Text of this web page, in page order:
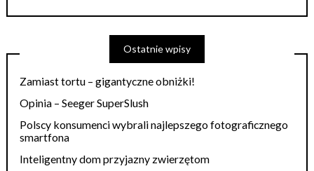
Ostatnie wpisy
Zamiast tortu – gigantyczne obniżki!
Opinia – Seeger SuperSlush
Polscy konsumenci wybrali najlepszego fotograficznego
smartfona
Inteligentny dom przyjazny zwierzętom